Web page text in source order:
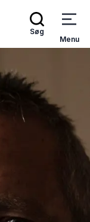
Søg
Menu